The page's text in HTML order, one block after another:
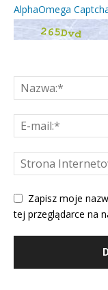
AlphaOmega
Zapisz moje
tej przeglądarce na